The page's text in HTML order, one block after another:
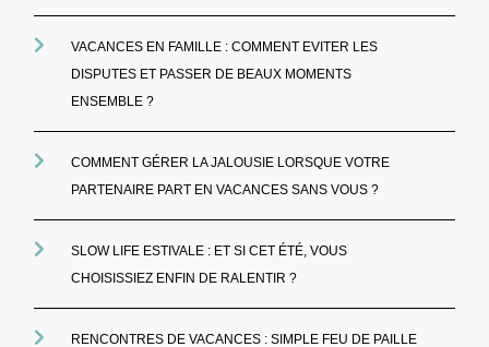
VACANCES EN FAMILLE : COMMENT EVITER LES
DISPUTES ET PASSER DE BEAUX MOMENTS
ENSEMBLE ?
COMMENT GÉRER LA JALOUSIE LORSQUE VOTRE
PARTENAIRE PART EN VACANCES SANS VOUS ?
SLOW LIFE ESTIVALE : ET SI CET ÉTÉ, VOUS
CHOISISSIEZ ENFIN DE RALENTIR ?
RENCONTRES DE VACANCES : SIMPLE FEU DE PAILLE